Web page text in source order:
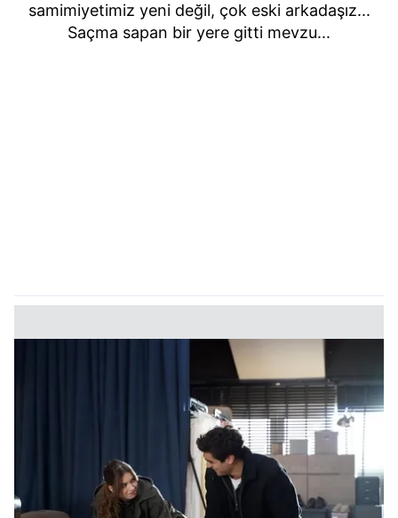
samimiyetimiz yeni değil, çok eski arkadaşız...
Saçma sapan bir yere gitti mevzu...